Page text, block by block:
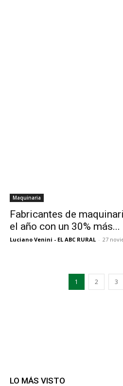
Maquinaria
Fabricantes de
el año con un 30% más...
Luciano Venini - EL ABC RURAL - 27
1 2 3
LO MÁS VISTO